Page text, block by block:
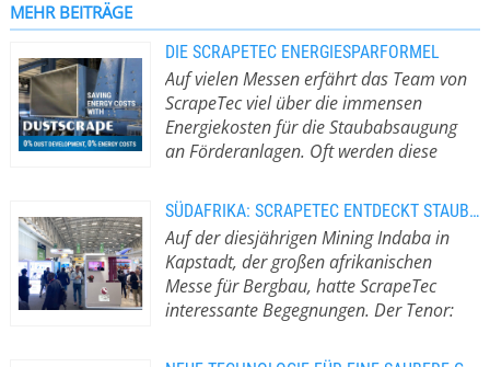
Verbesserung und Optimierung. Mit
dieser Innovationsstrategie
entwickeln wir einzigartige Produkte
wie den AirScrape, DustScrape und
den SpeedScrape. Die
Neuentwicklungen aus unserem
Kosten und geringem
Montageaufwand eine erhebliche
Vermeidung von Staubentwicklung,
Verschüttungsverbesserungen und
eine schonendere und effizientere
Gurtreinigung an kritischen Stellen
MEHR BEITRÄGE
DIE SCRAPETEC ENERGIESPARFORMEL
Auf vielen Messen erfährt das Team von
ScrapeTec viel über die immensen
Energiekosten für die Staubabsaugung
an Förderanlagen. Oft werden diese
Innovationen für den Staubschutz
investieren zu können.Die Rechnung ist
einfach: Durch die Investition in eine
ScrapeTec Staubschutzlösung rund
um den DustScrape an den
Übergaben einer Förderanlage
SÜDAFRIKA: SCRAPETEC ENTDECKT STAUBSCHUTZ-POTENTIAL
Auf der diesjährigen Mining Indaba in
Kapstadt, der großen afrikanischen
Messe für Bergbau, hatte ScrapeTec
interessante Begegnungen. Der Tenor:
durch Staubentwicklung und